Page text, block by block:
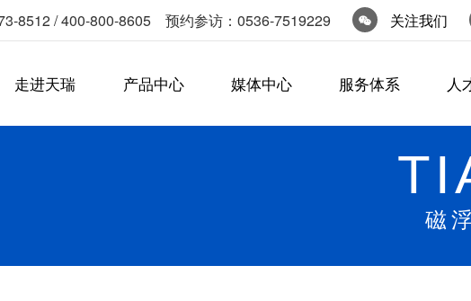
8512 / 400-800-8605 预约参访：0536-7519229 关注我们
走进天瑞 产品中心 媒体中心 服务体系 人
磁